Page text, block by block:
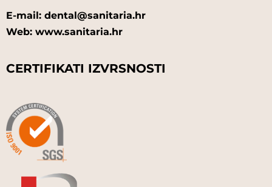
E-mail: dental@sanitaria.hr
Web: www.sanitaria.hr
CERTIFIKATI IZVRSNOSTI